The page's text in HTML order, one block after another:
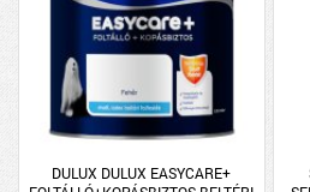
DULUX DULUX EASYCARE+